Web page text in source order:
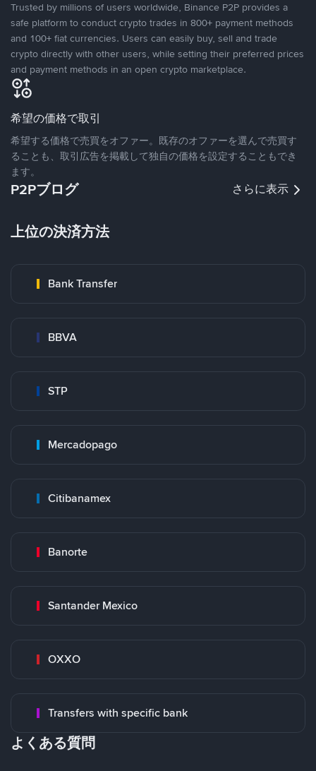
Trusted by millions of users worldwide, Binance P2P provides a
safe platform to conduct crypto trades in 800+ payment methods
and 100+ fiat currencies. Users can easily buy, sell and trade
crypto directly with other users, while setting their preferred prices
and payment methods in an open crypto marketplace.
希望の価格で取引
希望する価格で売買をオファー。既存のオファーを選んで売買す
ることも、取引広告を掲載して独自の価格を設定することもでき
ます。
P2Pブログ さらに表示
上位の決済方法
Bank Transfer
BBVA
STP
Mercadopago
Citibanamex
Banorte
Santander Mexico
OXXO
Transfers with specific bank
よくある質問